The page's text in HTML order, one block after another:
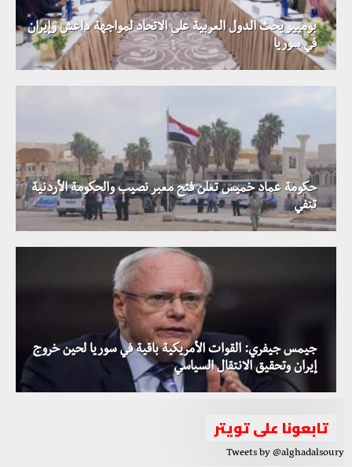
بومبيو يحث الدول العربية على الاتحاد لمواجهة داعش وإيران
في سوريا
حكومة عماد خميس تعلن فتح معبر نصيب والحكومة الأردنية
تنفي
جيمس جيفري: القوات الأمريكية باقية في سوريا لحين خروج
إيران وتحقيق الانتقال السياسي
تابعونا على تويتر
Tweets by @alghadalsoury